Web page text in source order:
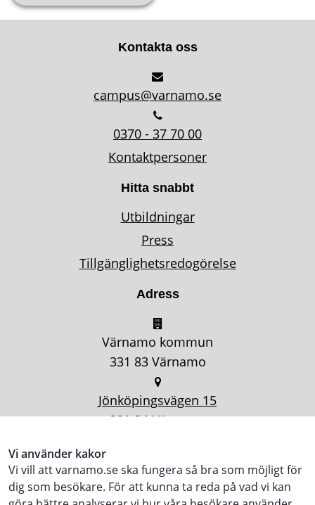
Vi använder kakor
Vi vill att varnamo.se ska fungera så bra som möjligt för
dig som besökare. För att kunna ta reda på vad vi kan
Kontakta oss
campus@varnamo.se
0370 - 37 70 00
Kontaktpersoner
Hitta snabbt
Utbildningar
Press
Tillgänglighetsredogörelse
Adress
Värnamo kommun
331 83 Värnamo
Jönköpingsvägen 15
331 34 Värnamo